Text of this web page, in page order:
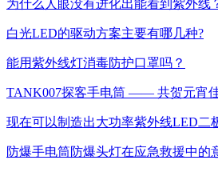
为什么人眼没有进化出能看到紫外线
白光LED的驱动方案主要有哪几种?
能用紫外线灯消毒防护口罩吗？
TANK007探客手电筒 —— 共贺元宵佳
现在可以制造出大功率紫外线LED二
防爆手电筒防爆头灯在应急救援中的